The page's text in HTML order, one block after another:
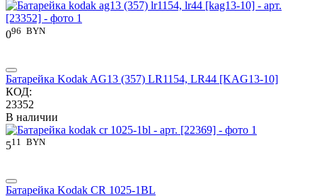
096 BYN
Батарейка Kodak AG13 (357) LR1154, LR44 [KAG13-10]
КОД:
23352
В наличии
511 BYN
Батарейка Kodak CR 1025-1BL